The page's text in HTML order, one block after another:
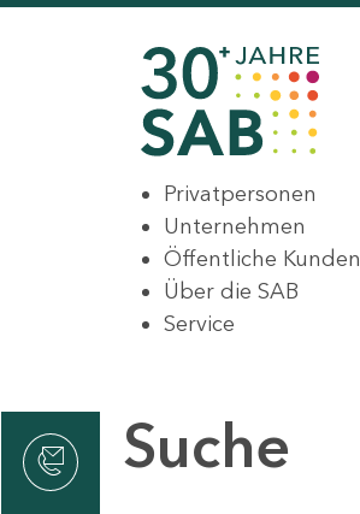
Privatpersonen
Unternehmen
Öffentliche Kunden
Über die SAB
Service
Suche